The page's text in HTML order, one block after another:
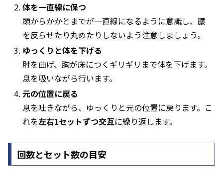
体を一直線に保つ
頭からかかとまでが一直線になるように意識し、腰
を反らせたり丸めたりしないよう注意しましょう。
ゆっくりと体を下げる
肘を曲げ、胸が床につくギリギリまで体を下げます。
息を吸いながら行います。
元の位置に戻る
息を吐きながら、ゆっくりと元の位置に戻ります。こ
れを左右1セットずつ交互に繰り返します。
回数とセット数の目安